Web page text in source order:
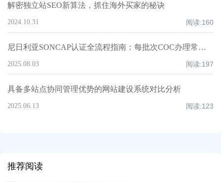
解密独立站SEO新算法，抓住海外买家的秘诀
2024.10.31 阅读:160
尼日利亚SONCAP认证全流程指南：每批次COC办理常见问题与高效解决方案
2025.08.03 阅读:197
具备多站点协同管理优势的网站建设系统对比分析
2025.06.13 阅读:123
推荐阅读